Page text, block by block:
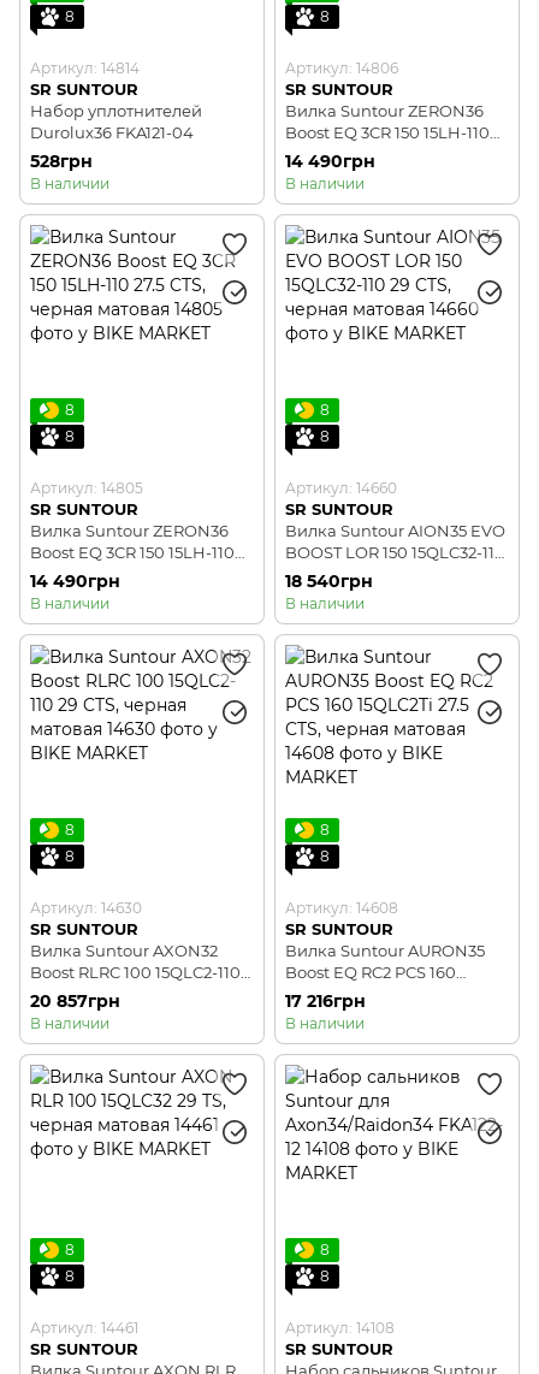
8
Артикул: 14814
SR SUNTOUR
Набор уплотнителей
Durolux36 FKA121-04
528грн
В наличии
8
Артикул: 14806
SR SUNTOUR
Вилка Suntour ZERON36
Boost EQ 3CR 150 15LH-110
29 CTS, черная матовая
14 490грн
В наличии
8
8
Артикул: 14805
SR SUNTOUR
Вилка Suntour ZERON36
Boost EQ 3CR 150 15LH-110
27.5 CTS, черная матовая
14 490грн
В наличии
8
8
Артикул: 14660
SR SUNTOUR
Вилка Suntour AION35 EVO
BOOST LOR 150 15QLC32-110
29 CTS, черная матовая
18 540грн
В наличии
8
8
Артикул: 14630
SR SUNTOUR
Вилка Suntour AXON32
Boost RLRC 100 15QLC2-110
29 CTS, черная матовая
20 857грн
В наличии
8
8
Артикул: 14608
SR SUNTOUR
Вилка Suntour AURON35
Boost EQ RC2 PCS 160
15QLC2Ti 27.5 CTS, черная
матовая
17 216грн
В наличии
8
8
Артикул: 14461
SR SUNTOUR
8
8
Артикул: 14108
SR SUNTOUR